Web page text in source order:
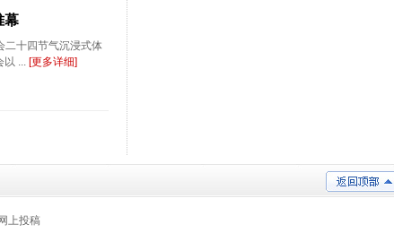
幕
二十四节气沉浸式体
以 ... [更多详细]
网上投稿